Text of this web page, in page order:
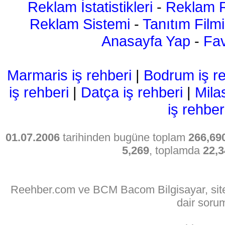
Reklam İstatistikleri - Reklam
Reklam Sistemi - Tanıtım Filmi
Anasayfa Yap -
Marmaris iş rehberi | Bodrum iş
iş rehberi | Datça iş rehberi |
iş
01.07.2006 tarihinden bugüne toplam
5,269, toplamda
Reehber.com ve BCM Bacom Bilgisayar,
dair